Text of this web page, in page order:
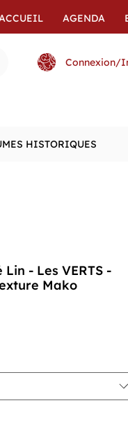
AGENDA
Connexion/
HISTORIQUES
- Les VERTS -
Mako